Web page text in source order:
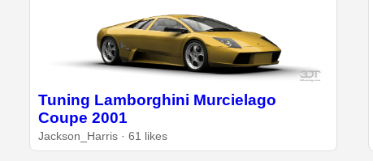
Tuning Lamborghini Murcielago
Coupe 2001
Jackson_Harris · 61 likes